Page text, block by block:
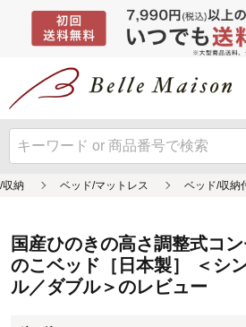
国産ひのきの高さ調整式コ
のこベッド［日本製］ ＜シ
ル／ダブル＞のレビュー